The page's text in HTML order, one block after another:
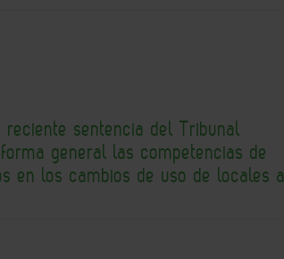
sentencia del Tribunal
general las competencias de
en los cambios de uso de locales a